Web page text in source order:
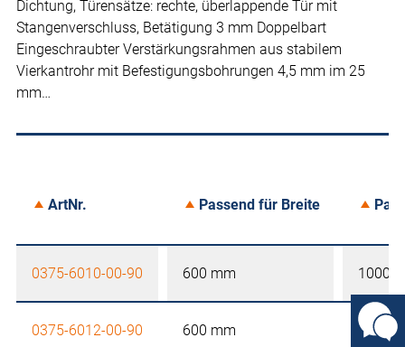
Dichtung, Türensätze: rechte, überlappende Tür mit
Stangenverschluss, Betätigung 3 mm Doppelbart
Eingeschraubter Verstärkungsrahmen aus stabilem
Vierkantrohr mit Befestigungsbohrungen 4,5 mm im 25
mm…
ArtNr. Passend für Breite
0375-6010-00-90 600 mm 1000
0375-6012-00-90 600 mm 1200